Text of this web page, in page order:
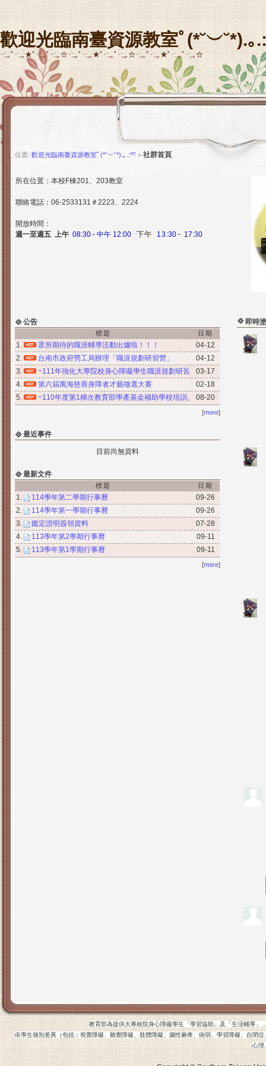
歡迎光臨南臺資源教室ﾟ(*˘︶˘*).｡
･:,｡ﾟ･:,｡★ﾟ･:,｡ﾟ･:,｡☆･:,｡ﾟ･:,｡★ﾟ･:,｡ﾟ･:,｡☆･:,｡ﾟ･:,｡★ﾟ･:,｡ﾟ･:,｡☆
位置: 歡迎光臨南臺資源教室ﾟ(*˘︶˘*).｡.:*♡ > 社群首頁
所在位置：本校F棟201、203教室
聯絡電話：06-2533131＃2223、2224
開放時間：
週一至週五 上午 08:30 - 中午 12:00 下午 13 :30 - 17:30
公告
標題 日期
1. 眾所期待的職涯輔導活動出爐啦！！！
04-12
2.
台南市政府勞工局辦理「職涯規劃研習營」
04-12
3.
~111年強化大專院校身心障礙學生職涯規劃研習營~03-17
4.
第六屆萬海慈善身障者才藝徵選大賽
02-18
5.
~110年度第1梯次教育部學產基金補助學校培訓具特殊專長弱勢學生計
08-20
[more]
最近事件
目前尚無資料
最新文件
標題 日期
1. 114學年第二學期行事曆
09-26
2.
114學年第一學期行事曆
09-26
3.
鑑定證明簽領資料
07-28
4.
113學年第2學期行事曆
09-11
5.
113學年第1學期行事曆 09-11
[more]
即時
教育部為提供大專校院身心障礙學生「學習協助」及「生活輔導
依學生個別差異（包括：視覺障礙、聽覺障礙、肢體障礙、腦性麻痺、病弱、學習障礙、自閉
心理